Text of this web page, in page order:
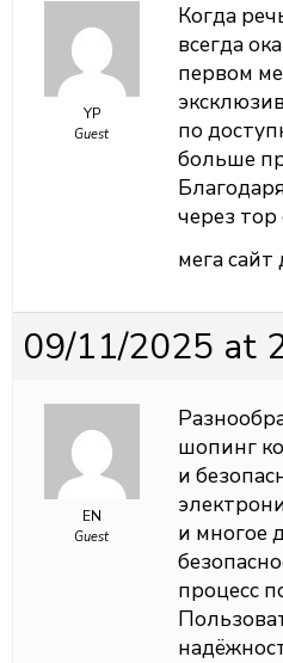
YP
Guest
Когда
всегда
первом
по
больше
через
мега сайт
09/11/2025 at
EN
Guest
шопинг
и
и многое
процесс